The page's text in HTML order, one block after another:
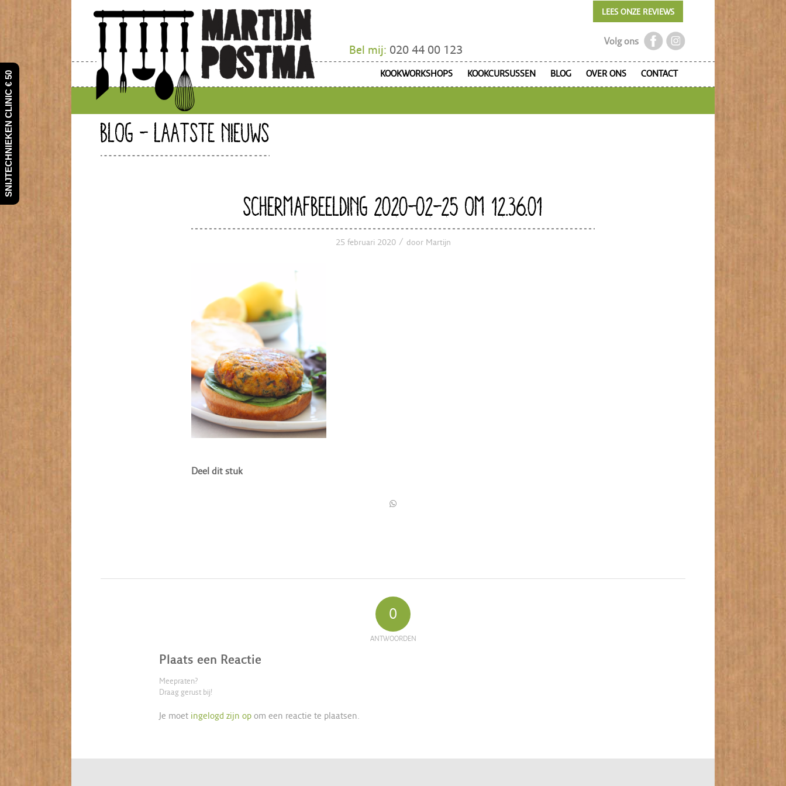
Bel mij: 020 44 00 123
Volg ons
LEES ONZE REVIEWS
KOOKWORKSHOPS KOOKCURSUSSEN BLOG OVER ONS CONTACT
BLOG - LAATSTE NIEUWS
SCHERMAFBEELDING 2020-02-25 OM 12.36.01
25 februari 2020 / door Martijn
Deel dit stuk
0
ANTWOORDEN
Plaats een Reactie
Meepraten?
Draag gerust bij!
Je moet ingelogd zijn op om een reactie te plaatsen.
SNIJTECHNIEKEN CLINIC € 50